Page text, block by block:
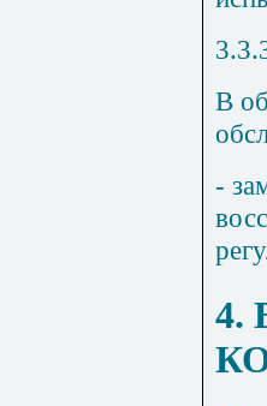
В
-
4.